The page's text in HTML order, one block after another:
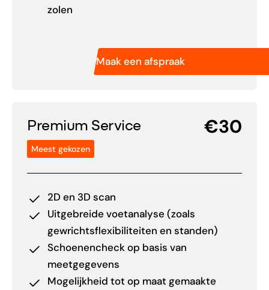
zolen
Maak een afspraak
Premium Service
Meest gekozen
€30
2D en 3D scan
Uitgebreide voetanalyse (zoals
gewrichtsflexibiliteiten en standen)
Schoenencheck op basis van
meetgegevens
Mogelijkheid tot op maat gemaakte